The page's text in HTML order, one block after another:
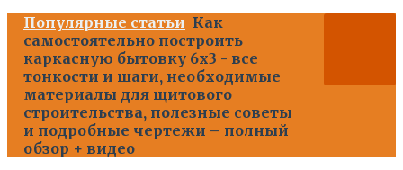
Популярные статьи Как
самостоятельно построить
каркасную бытовку 6х3 - все
тонкости и шаги, необходимые
материалы для щитового
строительства, полезные советы
и подробные чертежи – полный
обзор + видео